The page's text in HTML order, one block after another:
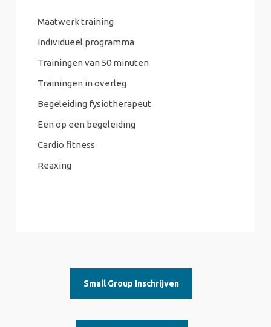
Maatwerk training
Individueel programma
Trainingen van 50 minuten
Trainingen in overleg
Begeleiding fysiotherapeut
Een op een begeleiding
Cardio fitness
Reaxing
Small Group Inschrijven